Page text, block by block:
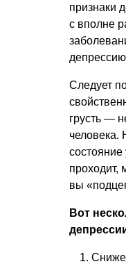
признаки
с вполне
Следует
грусть —
человека.
состояние
проходит,
вы
Вот